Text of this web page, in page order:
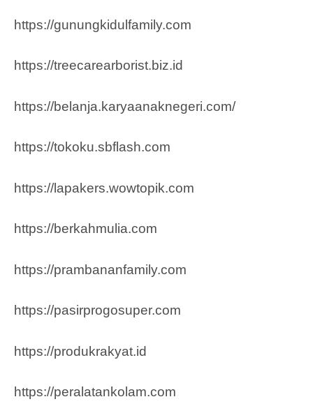
https://gunungkidulfamily.com
https://treecarearborist.biz.id
https://belanja.karyaanaknegeri.com/
https://tokoku.sbflash.com
https://lapakers.wowtopik.com
https://berkahmulia.com
https://prambananfamily.com
https://pasirprogosuper.com
https://produkrakyat.id
https://peralatankolam.com